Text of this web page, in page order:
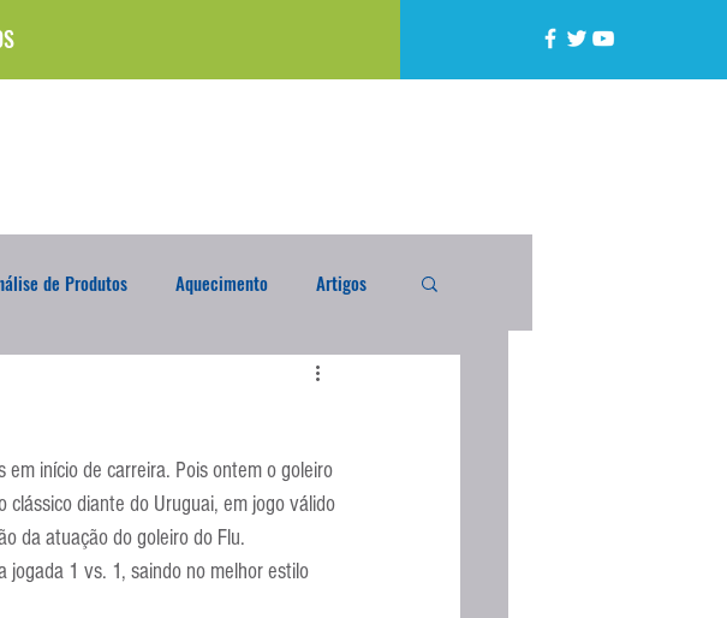
de Produtos Aquecimento Artigos
Compra Exterior
DVD Encaixada Enquete
Argentina Escola Espanhola
início de carreira. Pois ontem o goleiro
clássico diante do Uruguai, em jogo válido
da atuação do goleiro do Flu.
jogada 1 vs. 1, saindo no melhor estilo